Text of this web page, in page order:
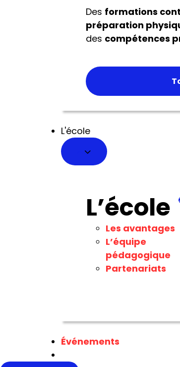
Des formations
préparation
des compétences
L'école
L’école
Les avantages
L’équipe
pédagogique
Partenariats
Événements